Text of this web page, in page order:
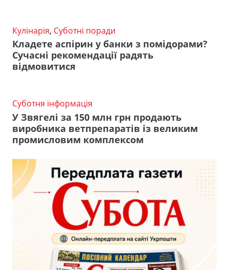
Кулінарія, Суботні поради
Кладете аспірин у банки з помідорами?
Сучасні рекомендації радять
відмовитися
Суботня інформація
У Звягелі за 150 млн грн продають
виробника ветпрепаратів із великим
промисловим комплексом